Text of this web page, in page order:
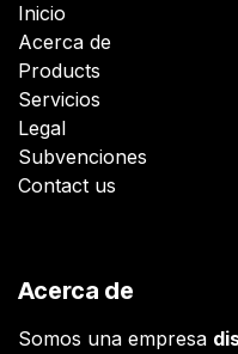
Inicio
Acerca de
Products
Servicios
Legal
Subvenciones
Contact us
Acerca de
Somos una empresa